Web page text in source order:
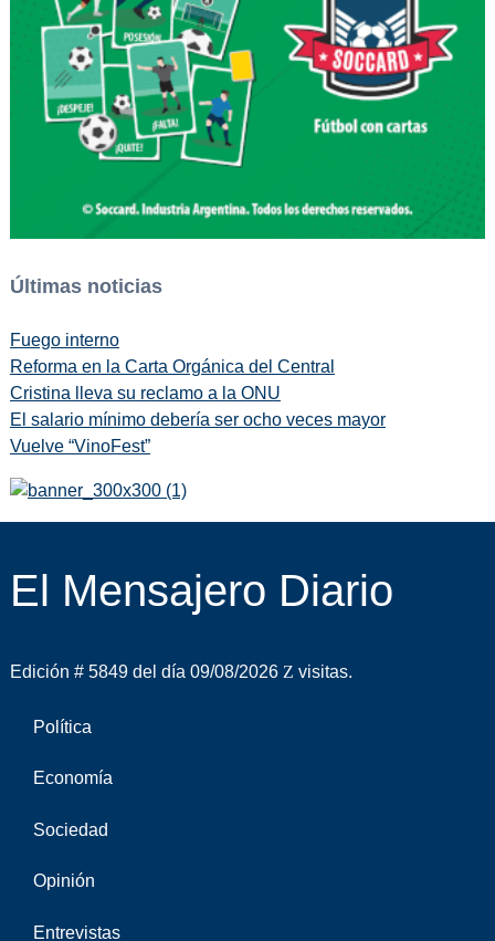
Últimas noticias
Fuego interno
Reforma en la Carta Orgánica del Central
Cristina lleva su reclamo a la ONU
El salario mínimo debería ser ocho veces mayor
Vuelve “VinoFest”
El Mensajero Diario
Edición # 5849 del día 09/08/2026 visitas.
Política
Economía
Sociedad
Opinión
Entrevistas